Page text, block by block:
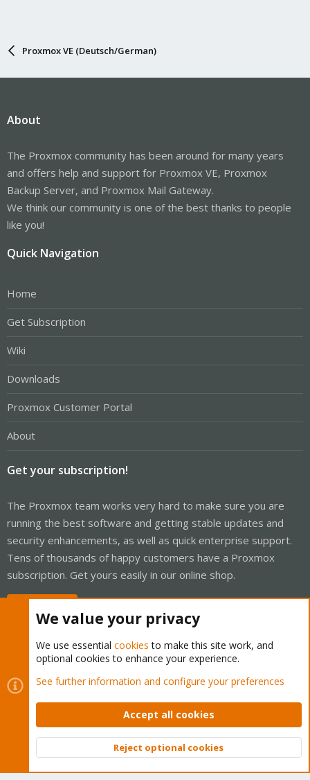
Proxmox VE (Deutsch/German)
About
The Proxmox community has been around for many years
and offers help and support for Proxmox VE, Proxmox
Backup Server, and Proxmox Mail Gateway.
We think our community is one of the best thanks to people
like you!
Quick Navigation
Home
Get Subscription
Wiki
Downloads
Proxmox Customer Portal
About
Get your subscription!
The Proxmox team works very hard to make sure you are
running the best software and getting stable updates and
security enhancements, as well as quick enterprise support.
Tens of thousands of happy customers have a Proxmox
subscription. Get yours easily in our online shop.
Cookies
Proxmox Support Forum - Light Mode
Contact us
Terms and rules Privacy policy Help Home
Community platform by XenForo © 2010-2026 XenForo Ltd.
Top
We value your privacy
We use essential cookies to make this site work, and
optional cookies to enhance your experience.
See further information and configure your preferences
Accept all cookies
Reject optional cookies